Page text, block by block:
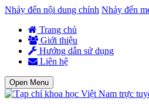
Nhảy đến nội dung chính Nhảy đến
Trang chủ
Giới thiệu
Hướng dẫn sử dụng
Liên hệ
Open Menu